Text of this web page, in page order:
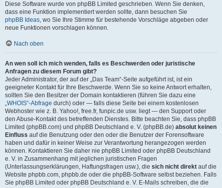
Diese Software wurde von phpBB Limited geschrieben. Wenn Sie denken,
dass eine Funktion implementiert werden sollte, dann besuchen Sie
phpBB Ideas, wo Sie Ihre Stimme für bestehende Vorschläge abgeben oder
neue Funktionen vorschlagen können.
Nach oben
An wen soll ich mich wenden, falls es Beschwerden oder juristische
Anfragen zu diesem Forum gibt?
Jeder Administrator, der auf der „Das Team“-Seite aufgeführt ist, ist ein
geeigneter Kontakt für Ihre Beschwerde. Wenn Sie so keine Antwort erhalten,
sollten Sie den Besitzer der Domain kontaktieren (führen Sie dazu eine
„WHOIS“-Abfrage durch) oder — falls diese Seite bei einem kostenlosen
Webhoster wie z. B. Yahoo!, free.fr, funpic.de usw. liegt — den Support oder
den Abuse-Kontakt des betreffenden Dienstes. Bitte beachten Sie, dass phpBB
Limited (phpBB.com) und phpBB Deutschland e. V. (phpBB.de) absolut keinen
Einfluss auf die Benutzung oder den oder die Benutzer der Forensoftware
haben und dafür in keiner Weise zur Verantwortung herangezogen werden
können. Kontaktieren Sie daher nie phpBB Limited oder phpBB Deutschland
e. V. in Zusammenhang mit jeglichen juristischen Fragen
(Unterlassungserklärungen, Haftungsfragen usw.), die sich nicht direkt auf die
Website phpbb.com, phpbb.de oder die phpBB-Software selbst beziehen. Falls
Sie phpBB Limited oder phpBB Deutschland e. V. E-Mails schreiben, die die